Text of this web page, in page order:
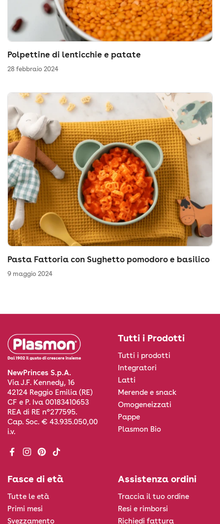
Polpettine di lenticchie e patate
28 febbraio 2024
Pasta Fattoria con Sughetto pomodoro e basilico
9 maggio 2024
NewPrinces S.p.A.
Via J.F. Kennedy, 16
42124 Reggio Emilia (RE)
CF e P. Iva 00183410653
REA di RE n°277595.
Cap. Soc. € 43.935.050,00
i.v.
Facebook
Instagram
Pinterest
TikTok
Tutti i Prodotti
Tutti i prodotti
Integratori
Latti
Merende e snack
Omogeneizzati
Pappe
Plasmon Bio
Fasce di età
Tutte le età
Primi mesi
Svezzamento
Assistenza ordini
Traccia il tuo ordine
Resi e rimborsi
Richiedi fattura